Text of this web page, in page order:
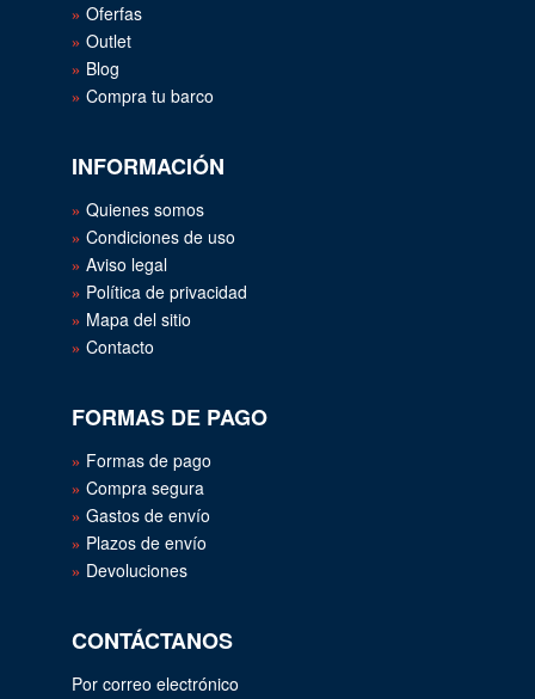
Oferfas
Outlet
Blog
Compra tu barco
INFORMACIÓN
Quienes somos
Condiciones de uso
Aviso legal
Política de privacidad
Mapa del sitio
Contacto
FORMAS DE PAGO
Formas de pago
Compra segura
Gastos de envío
Plazos de envío
Devoluciones
CONTÁCTANOS
Por correo electrónico